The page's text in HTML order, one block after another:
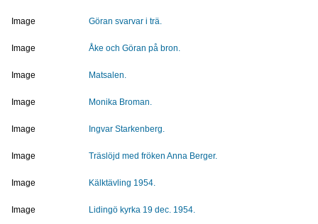
Image Göran svarvar i trä.
Image Åke och Göran på bron.
Image Matsalen.
Image Monika Broman.
Image Ingvar Starkenberg.
Image Träslöjd med fröken Anna Berger.
Image Kälktävling 1954.
Image Lidingö kyrka 19 dec. 1954.